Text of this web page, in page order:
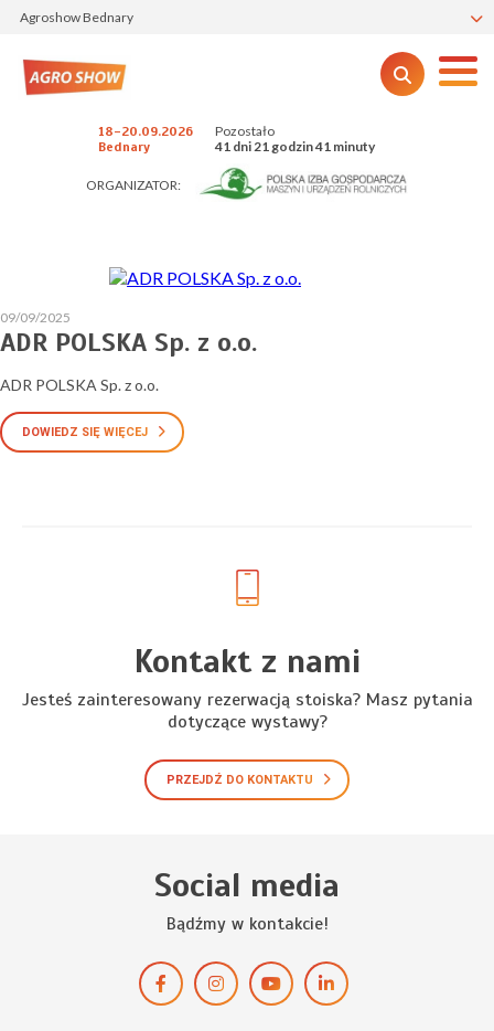
Agroshow Bednary
18-20.09.2026
Bednary
Pozostało
41 dni 21 godzin 41 minuty
ORGANIZATOR:
09/09/2025
ADR POLSKA Sp. z o.o.
ADR POLSKA Sp. z o.o.
DOWIEDZ SIĘ WIĘCEJ
Kontakt z nami
Jesteś zainteresowany rezerwacją stoiska? Masz pytania
dotyczące wystawy?
PRZEJDŹ DO KONTAKTU
Social media
Bądźmy w kontakcie!